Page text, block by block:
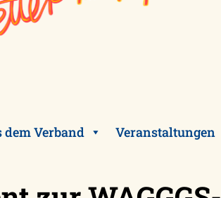
dem Verband Veranstaltungen